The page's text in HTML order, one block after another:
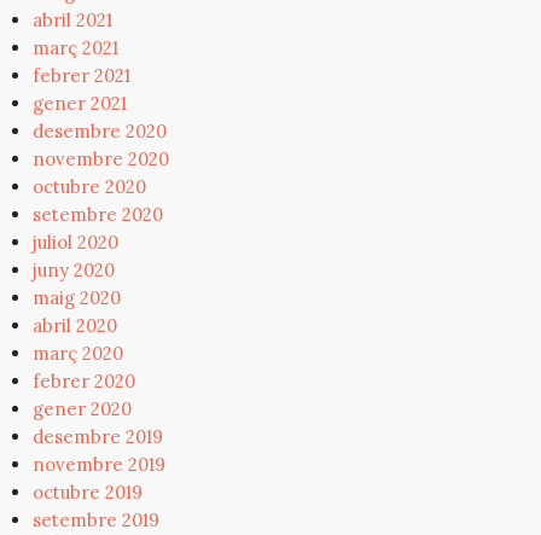
abril 2021
març 2021
febrer 2021
gener 2021
desembre 2020
novembre 2020
octubre 2020
setembre 2020
juliol 2020
juny 2020
maig 2020
abril 2020
març 2020
febrer 2020
gener 2020
desembre 2019
novembre 2019
octubre 2019
setembre 2019